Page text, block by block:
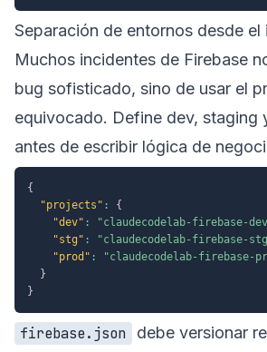
Separación de entornos desde el
Muchos incidentes de Firebase
bug sofisticado, sino de usar el
equivocado. Define dev, staging
antes de escribir lógica de
{
"projects" :
{
"dev" : "claudecodelab-firebase-
"stg" : "claudecodelab-firebase-
"prod" :
"claudecodelab-firebase-
}
}
firebase.json
debe versionar